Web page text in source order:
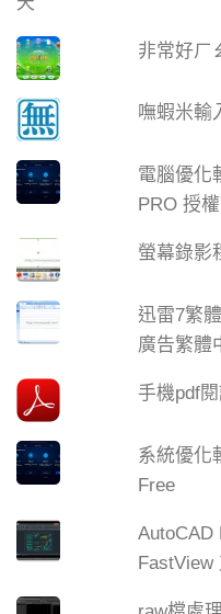
非常好ㄏ
嘸蝦米輸
電腦優化
PRO 授
螢幕錄影
迅雷7繁
廣告繁體
手機pdf
系統優化
Free
AutoCAD
FastView